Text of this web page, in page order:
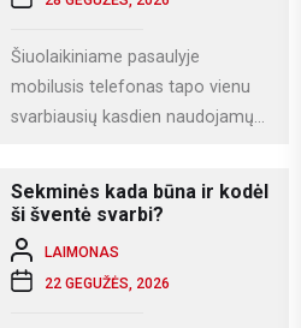
Šiuolaikiniame pasaulyje
mobilusis telefonas tapo vienu
svarbiausių kasdien naudojamų
naudojamės socialiniais...
Sekminės kada būna ir kodėl
ši šventė svarbi?
LAIMONAS
22 GEGUŽĖS, 2026